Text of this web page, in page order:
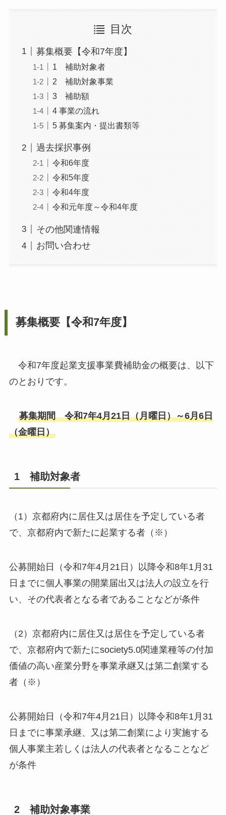
目次
募集概要【令和7年度】
1 補助対象者
2 補助対象事業
3 補助額
4 事業の流れ
5 募集案内・提出書類等
過去採択事例
令和6年度
令和5年度
令和4年度
令和元年度～令和4年度
その他関連情報
お問い合わせ
募集概要【令和7年度】
令和7年度起業支援事業費補助金の概要は、以下
のとおりです。
募集期間 令和7年4月21日（月曜日）～6月6日
（金曜日）
1 補助対象者
（1）京都府内に居住又は居住を予定している者
で、京都府内で新たに起業する者（※）
公募開始日（令和7年4月21日）以降令和8年1月31
日までに個人事業の開業届出又は法人の設立を行
い、その代表者となる者であることなどが条件
（2）京都府内に居住又は居住を予定している者
で、京都府内で新たにsociety5.0関連業種等の付加
価値の高い産業分野を事業承継又は第二創業する
者（※）
公募開始日（令和7年4月21日）以降令和8年1月31
日までに事業承継、又は第二創業により実施する
個人事業主若しくは法人の代表者となることなど
が条件
2 補助対象事業